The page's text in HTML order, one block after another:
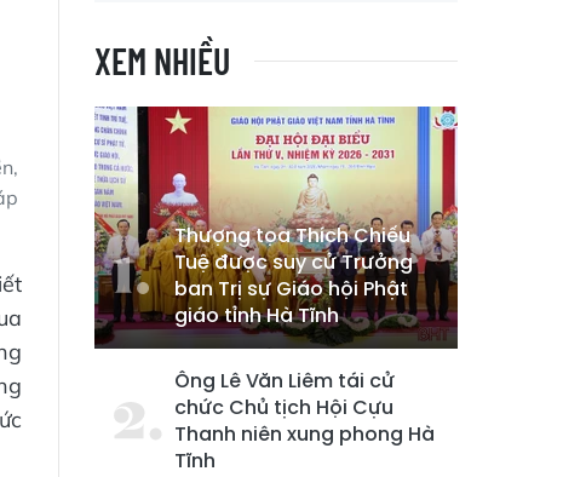
XEM NHIỀU
Thượng tọa Thích Chiếu
Tuệ được suy cử Trưởng
ban Trị sự Giáo hội Phật
giáo tỉnh Hà Tĩnh
Ông Lê Văn Liêm tái cử
chức Chủ tịch Hội Cựu
Thanh niên xung phong Hà
Tĩnh